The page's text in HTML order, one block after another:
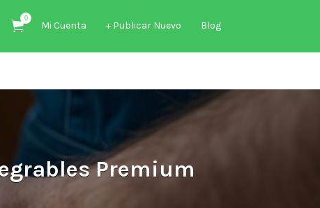
0
Mi Cuenta + Publicar Nuevo Blog
Premium